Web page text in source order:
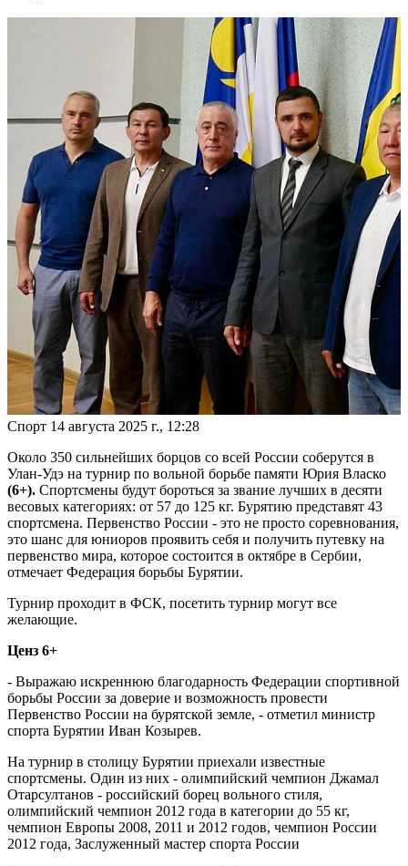
Спорт 14 августа 2025 г., 12:28
Около 350 сильнейших борцов со всей России соберутся в
Улан-Удэ на турнир по вольной борьбе памяти Юрия Власко
(6+). Спортсмены будут бороться за звание лучших в десяти
весовых категориях: от 57 до 125 кг. Бурятию представят 43
спортсмена. Первенство России - это не просто соревнования,
это шанс для юниоров проявить себя и получить путевку на
первенство мира, которое состоится в октябре в Сербии,
отмечает Федерация борьбы Бурятии.
Турнир проходит в ФСК, посетить турнир могут все
желающие.
Ценз 6+
- Выражаю искреннюю благодарность Федерации спортивной
борьбы России за доверие и возможность провести
Первенство России на бурятской земле, - отметил министр
спорта Бурятии Иван Козырев.
На турнир в столицу Бурятии приехали известные
спортсмены. Один из них - олимпийский чемпион Джамал
Отарсултанов - российский борец вольного стиля,
олимпийский чемпион 2012 года в категории до 55 кг,
чемпион Европы 2008, 2011 и 2012 годов, чемпион России
2012 года, Заслуженный мастер спорта России